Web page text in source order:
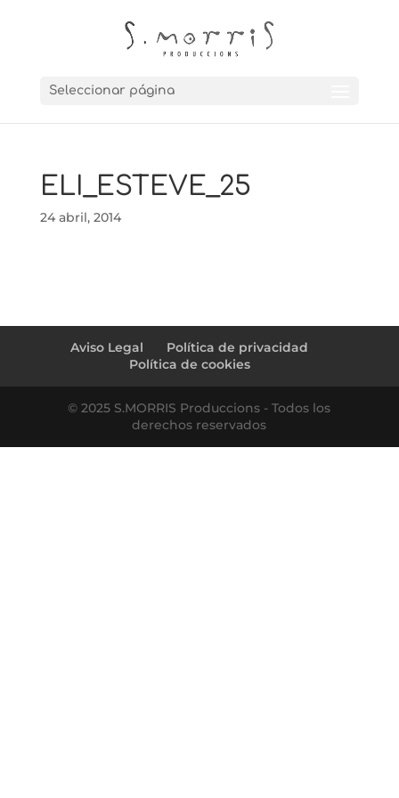
Seleccionar página
ELI_ESTEVE_25
24 abril, 2014
Aviso Legal
Política de privacidad
Política de cookies
© 2025 S.MORRIS Produccions - Todos los
derechos reservados